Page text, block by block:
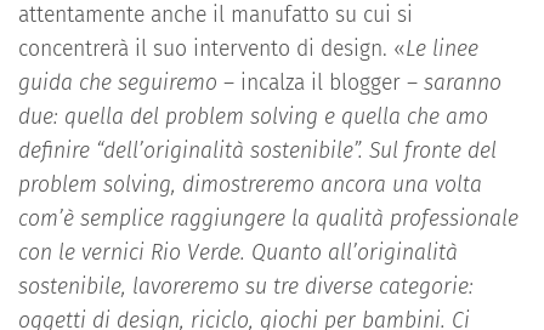
attentamente anche il manufatto su cui si
concentrerà il suo intervento di design. «Le linee
guida che seguiremo – incalza il blogger – saranno
due: quella del problem solving e quella che amo
definire “dell’originalità sostenibile”. Sul fronte del
problem solving, dimostreremo ancora una volta
com’è semplice raggiungere la qualità professionale
con le vernici Rio Verde. Quanto all’originalità
sostenibile, lavoreremo su tre diverse categorie:
oggetti di design, riciclo, giochi per bambini. Ci